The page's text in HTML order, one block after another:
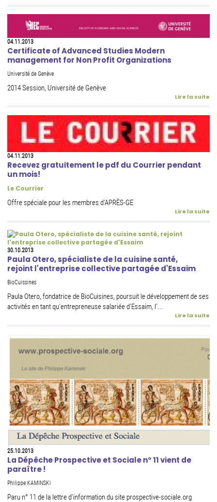
04.11.2013
Certificate of Advanced Studies Modern
management for Non Profit Organizations
Université de Genève
2014 Session, Université de Genève
Lire la suite
04.11.2013
Recevez gratuitement le pdf du Courrier pendant
un mois!
Le Courrier
Offre spéciale pour les membres d'APRÈS-GE
Lire la suite
30.10.2013
Paula Otero, spécialiste de la cuisine santé,
rejoint l'entreprise collective partagée d'Essaim
BioCuissines
Paula Otero, fondatrice de BioCuisines, poursuit le développement de ses
activités en tant qu'entrepreneuse salariée d'Essaim, l'...
Lire la suite
25.10.2013
La Dépêche Prospective et Sociale n° 11 vient de
paraître !
Philippe KAMINSKI
Paru n° 11 de la lettre d'information du site prospective-sociale.org